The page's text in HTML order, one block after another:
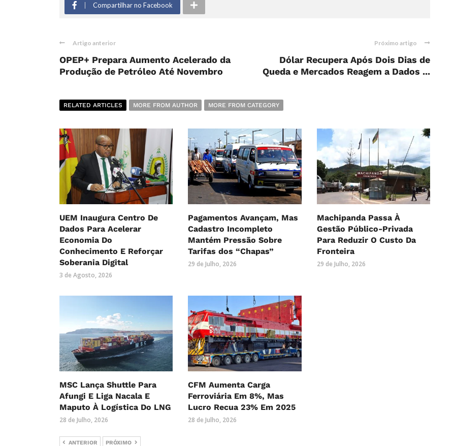
Compartilhar no Facebook
Artigo anterior
OPEP+ Prepara Aumento Acelerado da
Produção de Petróleo Até Novembro
Próximo artigo
Dólar Recupera Após Dois Dias de
Queda e Mercados Reagem a Dados ...
RELATED ARTICLES MORE FROM AUTHOR MORE FROM CATEGORY
UEM Inaugura Centro De
Dados Para Acelerar
Economia Do
Conhecimento E Reforçar
Soberania Digital
3 de Agosto, 2026
Pagamentos Avançam, Mas
Cadastro Incompleto
Mantém Pressão Sobre
Tarifas dos “Chapas”
29 de Julho, 2026
Machipanda Passa À
Gestão Público-Privada
Para Reduzir O Custo Da
Fronteira
29 de Julho, 2026
MSC Lança Shuttle Para
Afungi E Liga Nacala E
Maputo À Logística Do LNG
28 de Julho, 2026
CFM Aumenta Carga
Ferroviária Em 8%, Mas
Lucro Recua 23% Em 2025
28 de Julho, 2026
ANTERIOR PRÓXIMO